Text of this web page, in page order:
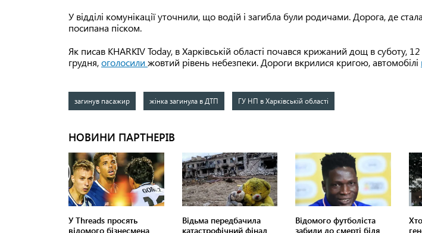
У відділі комунікації уточнили, що водій і загибла були родичами. Дорога, де
посипана піском.
Як писав KHARKIV Today, в Харківській області почався крижаний дощ в суботу, 12
грудня,оголосили жовтий рівень небезпеки. Дороги вкрилися кригою, автомобілі
загинув пасажир жінка загинула в ДТП ГУ НП в Харківській області